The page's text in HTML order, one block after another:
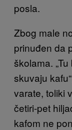
posla.
Zbog male
prinuđen da
školama.
skuvaju
varate, toliki
četiri-pet
kafom ne